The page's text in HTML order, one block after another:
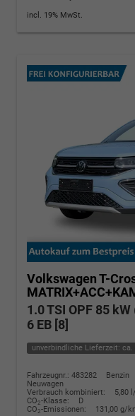
incl. 19% MwSt.
Volkswagen T-
1.0 TSI OPF 85
6 EB [8]
unverbindliche Lieferzeit: ca.
Fahrzeugnr.: 483282
Benzin
Neuwagen
Verbrauch kombiniert:
5,80
CO2-Klasse:
D
CO2-Emissionen: 131,00 g/